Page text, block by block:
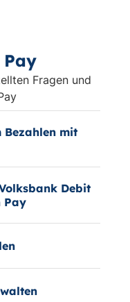
Pay
Fragen und
Bezahlen mit
Debit
Pay